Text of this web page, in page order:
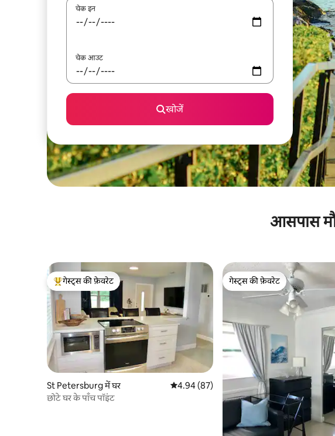
चेक इन
चेक आउट
खोजें
आसपास
गेस्ट्स का टॉप फ़ेवरेट
गेस्ट्स की फ़ेवरेट
St Petersburg में घर औसत रेटिंग 5 में से 4.94, 87 समीक्षाएँ
4.94 (87)
छोटे घर के पाँच पॉइंट
गेस्ट्स की फ़ेवरेट
गेस्ट्स की फ़ेवरेट